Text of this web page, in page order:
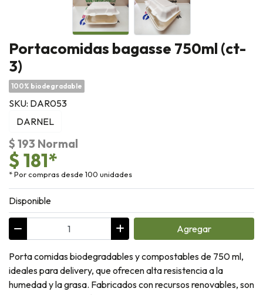
Portacomidas bagasse 750ml (ct-
3)
100% biodegradable
SKU: DAR053
DARNEL
$ 193 Normal
$ 181*
* Por compras desde 100 unidades
Disponible
Agregar
Porta comidas biodegradables y compostables de 750 ml,
ideales para delivery, que ofrecen alta resistencia a la
humedad y la grasa. Fabricados con recursos renovables, son